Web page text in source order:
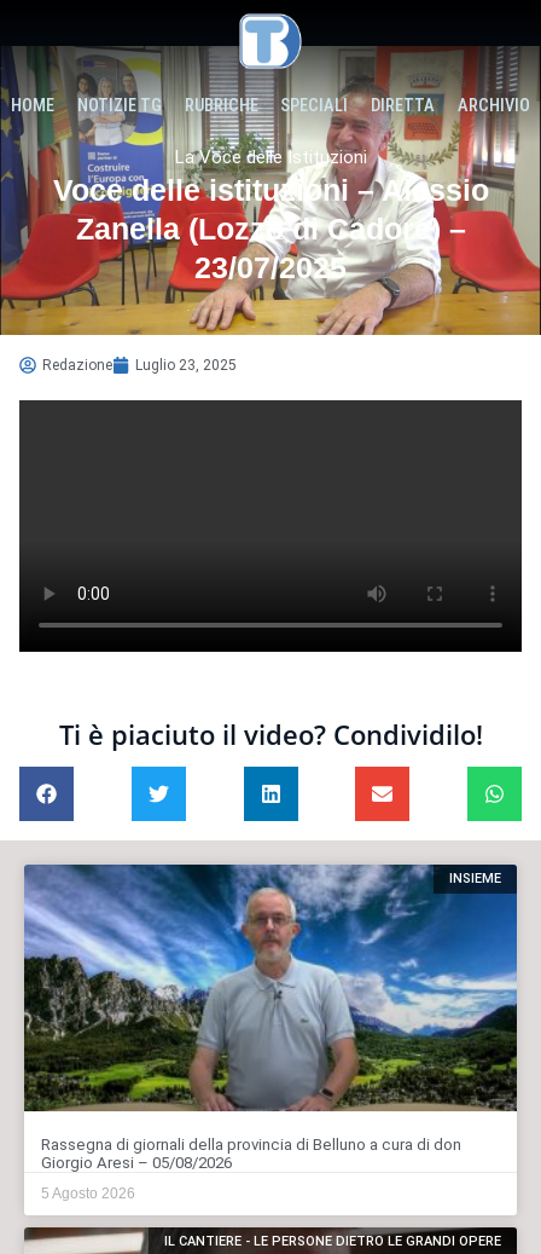
HOME NOTIZIE TG RUBRICHE SPECIALI DIRETTA ARCHIVIO
La Voce delle Istituzioni
Voce delle istituzioni – Alessio
Zanella (Lozzo di Cadore) –
23/07/2025
Redazione Luglio 23, 2025
Ti è piaciuto il video? Condividilo!
INSIEME
Rassegna di giornali della provincia di Belluno a cura di don
Giorgio Aresi – 05/08/2026
5 Agosto 2026
IL CANTIERE - LE PERSONE DIETRO LE GRANDI OPERE